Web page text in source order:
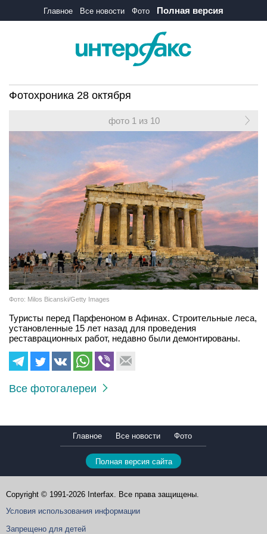
Главное Все новости Фото Полная версия
Фотохроника 28 октября
фото 1 из 10
Фото: Milos Bicanski/Getty Images
Туристы перед Парфеноном в Афинах. Строительные леса,
установленные 15 лет назад для проведения
реставрационных работ, недавно были демонтированы.
Все фотогалереи
Главное Все новости Фото
Полная версия сайта
Copyright © 1991-2026 Interfax. Все права защищены.
Условия использования информации
Запрещено для детей